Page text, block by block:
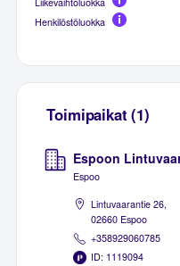
Henkilöstöluokka
Toimipaikat (1)
Espoon
Espoo
Lintuvaarantie 26,
02660 Espoo
+358929060785
ID: 1119094